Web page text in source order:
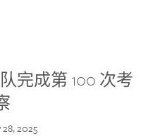
完成第 100 次考
2025